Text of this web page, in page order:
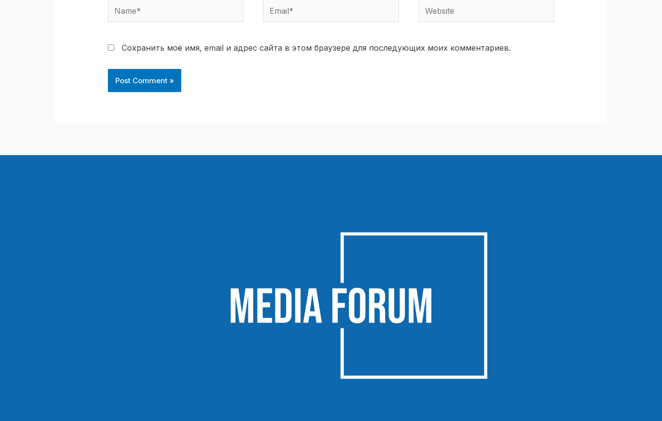
Name* Email* Website
Сохранить моё имя, email и адрес сайта в этом браузере для последующих моих комментариев.